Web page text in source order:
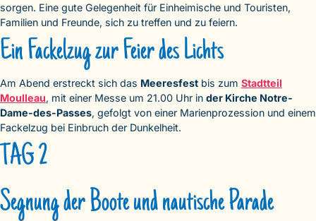
sorgen. Eine gute Gelegenheit für Einheimische und Touristen,
Familien und Freunde, sich zu treffen und zu feiern.
Ein Fackelzug zur Feier des Lichts
Am Abend erstreckt sich das Meeresfest bis zum Stadtteil
Moulleau, mit einer Messe um 21.00 Uhr in der Kirche Notre-
Dame-des-Passes, gefolgt von einer Marienprozession und einem
Fackelzug bei Einbruch der Dunkelheit.
TAG 2
Segnung der Boote und nautische Parade